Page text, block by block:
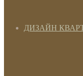
ДИЗАЙН